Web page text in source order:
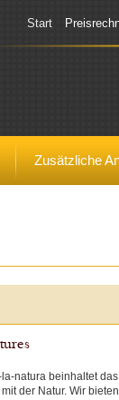
Start
Zusätzliche
natura beinhaltet
der Natur. Wir